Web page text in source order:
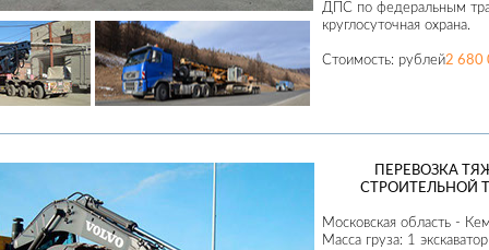
ДПС по федеральным
круглосуточная охрана.
Стоимость: рублей2 680
ПЕРЕВОЗКА
СТРОИТЕЛЬНОЙ
Московская область -
Масса груза: 1